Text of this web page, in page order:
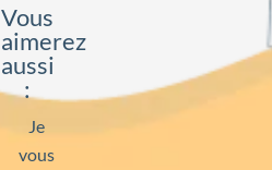
Vous
aimerez
aussi
:
Je
vous